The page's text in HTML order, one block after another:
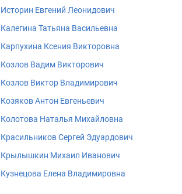
Историн Евгений Леонидович
Калегина Татьяна Васильевна
Карпухина Ксения Викторовна
Козлов Вадим Викторович
Козлов Виктор Владимирович
Козяков Антон Евгеньевич
Колотова Наталья Михайловна
Красильников Сергей Эдуардович
Крылышкин Михаил Иванович
Кузнецова Елена Владимировна